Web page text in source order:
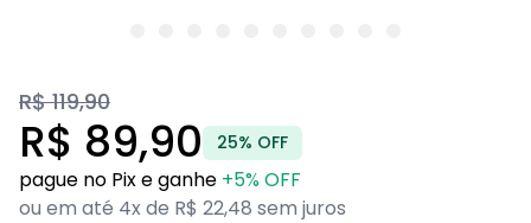
R$ 119,90
R$ 89,90 25% OFF
pague no Pix e ganhe +5% OFF
ou em até 4x de R$ 22,48 sem juros